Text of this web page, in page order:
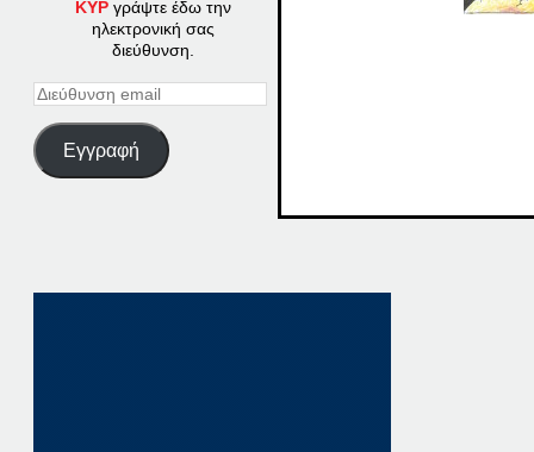
ΚΥΡγράψτε έδω την
ηλεκτρονική σας
διεύθυνση.
Διεύθυνση
Εγγραφή